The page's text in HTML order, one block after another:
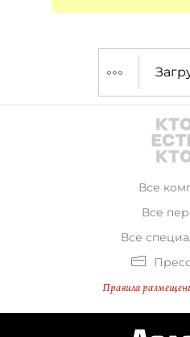
Все
Все
Все
Правила